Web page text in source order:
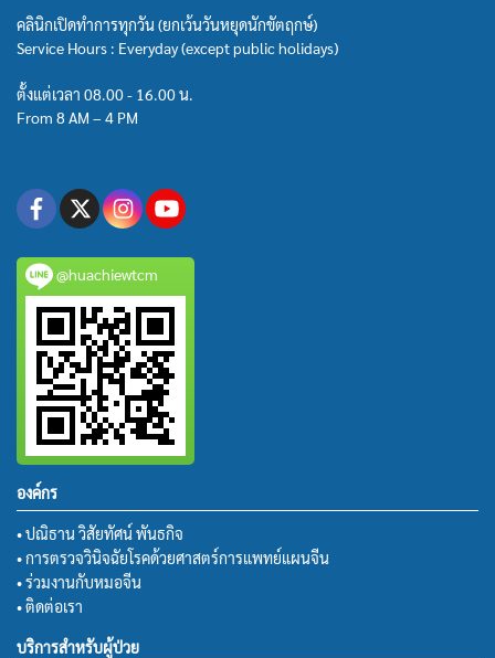
คลินิกเปิดทำการทุกวัน (ยกเว้นวันหยุดนักขัตฤกษ์)
Service Hours : Everyday (except public holidays)
ตั้งแต่เวลา 08.00 - 16.00 น.
From 8 AM – 4 PM
@huachiewtcm
องค์กร
• ปณิธาน วิสัยทัศน์ พันธกิจ
• การตรวจวินิจฉัยโรคด้วยศาสตร์การแพทย์แผนจีน
• ร่วมงานกับหมอจีน
• ติดต่อเรา
บริการสำหรับผู้ป่วย